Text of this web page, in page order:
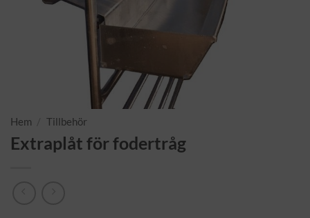
Hem Tillbehör
Extraplåt för fodertråg